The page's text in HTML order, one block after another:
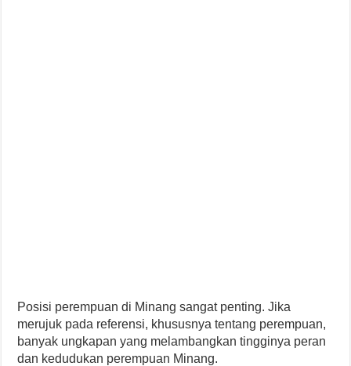
Posisi perempuan di Minang sangat penting. Jika
merujuk pada referensi, khususnya tentang perempuan,
banyak ungkapan yang melambangkan tingginya peran
dan kedudukan perempuan Minang.